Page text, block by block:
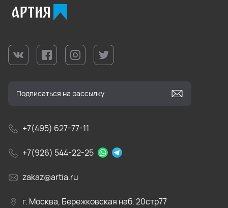
+7(495) 627-77-11
+7(926) 544-22-25
zakaz@artia.ru
г. Москва, Бережковская наб. 20стр77